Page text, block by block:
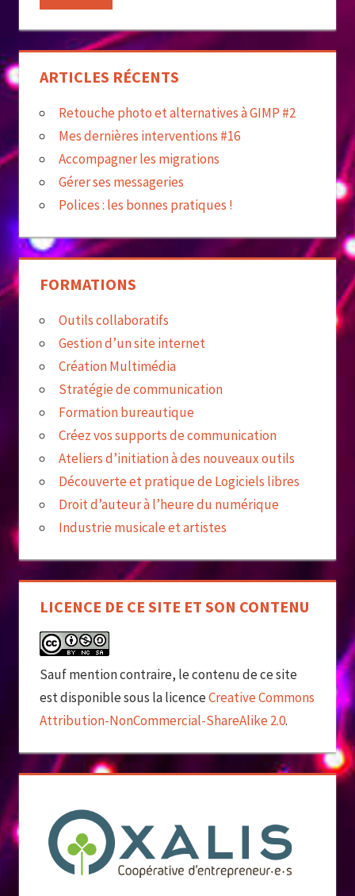
ARTICLES RÉCENTS
Retouche photo et alternatives à GIMP #2
Mes dernières interventions #16
Accompagner les migrations
Gérer ses messageries
Polices : les bonnes pratiques !
FORMATIONS
Outils collaboratifs
Gestion d’un site internet
Création Multimédia
Stratégie de communication
Formation bureautique
Créez vos supports de communication
Ateliers d’initiation à des nouveaux outils
Découverte et pratique de Logiciels libres
Droit d’auteur à l’heure du numérique
Industrie musicale et artistes
LICENCE DE CE SITE ET SON CONTENU
Sauf mention contraire, le contenu de ce site
est disponible sous la licenceCreative Commons
Attribution-NonCommercial-ShareAlike 2.0.